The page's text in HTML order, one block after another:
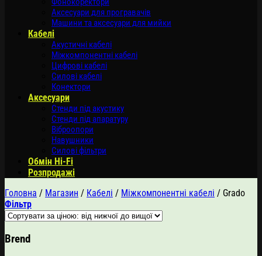
Аксесуари для програвачів
Машини та аксесуари для мийки
Кабелі
Акустичні кабелі
Міжкомпонентні кабелі
Цифрові кабелі
Силові кабелі
Конектори
Аксесуари
Стенди під акустику
Стенди під апаратуру
Віброопори
Навушники
Силові фільтри
Обмін Hi-Fi
Розпродажі
Головна / Магазин / Кабелі / Міжкомпонентні кабелі / Grado
Фільтр
Brend